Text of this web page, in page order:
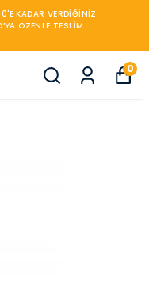
450TL ÜZERİ KARGO BEDAVA
0